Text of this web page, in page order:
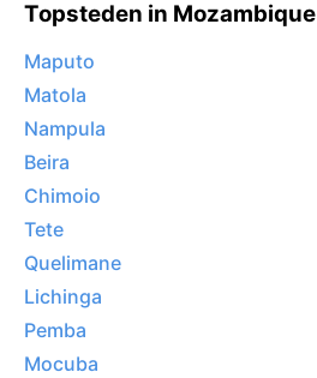
Topsteden in Mozambique
Maputo
Matola
Nampula
Beira
Chimoio
Tete
Quelimane
Lichinga
Pemba
Mocuba